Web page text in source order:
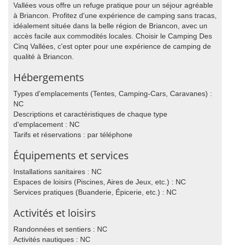
Vallées vous offre un refuge pratique pour un séjour agréable
à Briancon. Profitez d'une expérience de camping sans tracas,
idéalement située dans la belle région de Briancon, avec un
accès facile aux commodités locales. Choisir le Camping Des
Cinq Vallées, c'est opter pour une expérience de camping de
qualité à Briancon.
Hébergements
Types d'emplacements (Tentes, Camping-Cars, Caravanes) :
NC
Descriptions et caractéristiques de chaque type
d'emplacement : NC
Tarifs et réservations : par téléphone
Équipements et services
Installations sanitaires : NC
Espaces de loisirs (Piscines, Aires de Jeux, etc.) : NC
Services pratiques (Buanderie, Épicerie, etc.) : NC
Activités et loisirs
Randonnées et sentiers : NC
Activités nautiques : NC